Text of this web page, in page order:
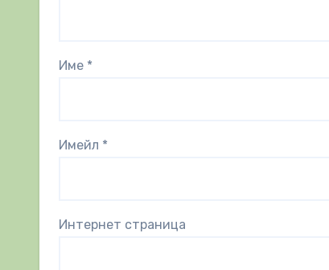
Име *
Имейл *
Интернет страница